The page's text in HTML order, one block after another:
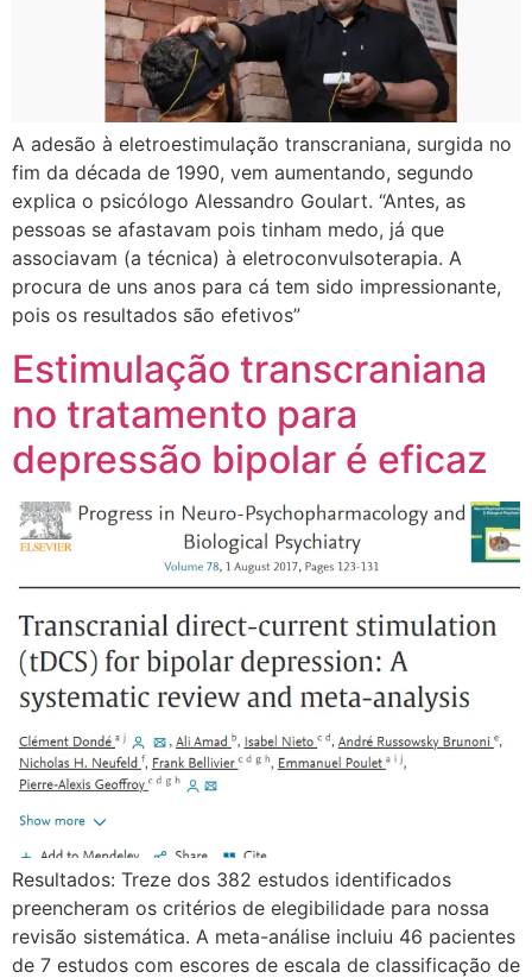
A adesão à eletroestimulação transcraniana, surgida no
fim da década de 1990, vem aumentando, segundo
explica o psicólogo Alessandro Goulart. “Antes, as
pessoas se afastavam pois tinham medo, já que
associavam (a técnica) à eletroconvulsoterapia. A
procura de uns anos para cá tem sido impressionante,
pois os resultados são efetivos”
Estimulação transcraniana
no tratamento para
depressão bipolar é eficaz
Resultados: Treze dos 382 estudos identificados
preencheram os critérios de elegibilidade para nossa
revisão sistemática. A meta-análise incluiu 46 pacientes
de 7 estudos com escores de escala de classificação de